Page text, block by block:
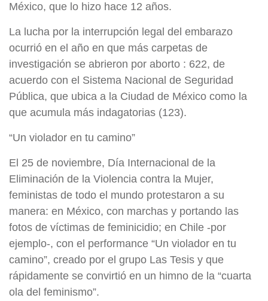
México, que lo hizo hace 12 años.
La lucha por la interrupción legal del embarazo
ocurrió en el año en que más carpetas de
investigación se abrieron por aborto : 622, de
acuerdo con el Sistema Nacional de Seguridad
Pública, que ubica a la Ciudad de México como la
que acumula más indagatorias (123).
“Un violador en tu camino”
El 25 de noviembre, Día Internacional de la
Eliminación de la Violencia contra la Mujer,
feministas de todo el mundo protestaron a su
manera: en México, con marchas y portando las
fotos de víctimas de feminicidio; en Chile -por
ejemplo-, con el performance “Un violador en tu
camino”, creado por el grupo Las Tesis y que
rápidamente se convirtió en un himno de la “cuarta
ola del feminismo”.